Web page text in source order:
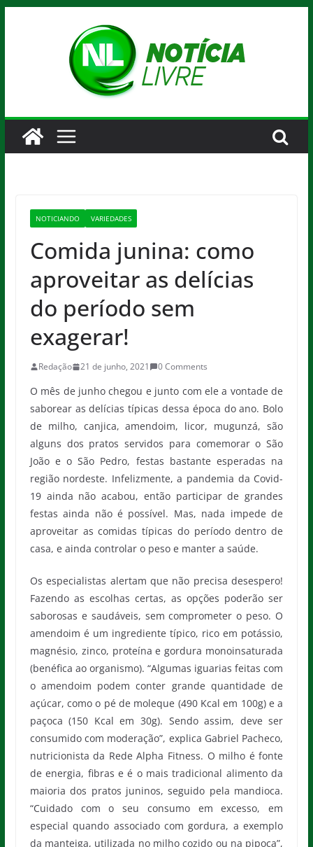
NOTICIANDO VARIEDADES
Comida junina: como
aproveitar as delícias
do período sem
exagerar!
Redação 21 de junho, 2021 0 Comments
O mês de junho chegou e junto com ele a vontade de
saborear as delícias típicas dessa época do ano. Bolo
de milho, canjica, amendoim, licor, mugunzá, são
alguns dos pratos servidos para comemorar o São
João e o São Pedro, festas bastante esperadas na
região nordeste. Infelizmente, a pandemia da Covid-
19 ainda não acabou, então participar de grandes
festas ainda não é possível. Mas, nada impede de
aproveitar as comidas típicas do período dentro de
casa, e ainda controlar o peso e manter a saúde.
Os especialistas alertam que não precisa desespero!
Fazendo as escolhas certas, as opções poderão ser
saborosas e saudáveis, sem comprometer o peso. O
amendoim é um ingrediente típico, rico em potássio,
magnésio, zinco, proteína e gordura monoinsaturada
(benéfica ao organismo). “Algumas iguarias feitas com
o amendoim podem conter grande quantidade de
açúcar, como o pé de moleque (490 Kcal em 100g) e a
paçoca (150 Kcal em 30g). Sendo assim, deve ser
consumido com moderação”, explica Gabriel Pacheco,
nutricionista da Rede Alpha Fitness. O milho é fonte
de energia, fibras e é o mais tradicional alimento da
maioria dos pratos juninos, seguido pela mandioca.
“Cuidado com o seu consumo em excesso, em
especial quando associado com gordura, a exemplo
da manteiga, utilizada no milho cozido ou na pipoca”,